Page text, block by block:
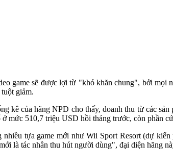
game sẽ được lợi từ "khó khăn chung", bởi
giảm.
kê của hãng NPD cho thấy, doanh thu từ các
mức 510,7 triệu USD hồi tháng trước, còn phần
tựa game mới như Wii Sport Resort (dự
là tác nhân thu hút người dùng", đại diện hãng